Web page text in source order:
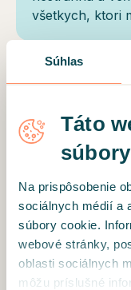
Súhlas
Táto
Na prispôsobenie
sociálnych médií a
súbory cookie.
webové stránky,
oblasti sociálnych
môžu príslušné
všetkych, ktori
Motto
P. Coelho:
cenu začať,
rýchlosť."
Vzdelanie a